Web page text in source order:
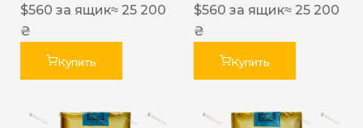
$560 за ящик≈ 25 200
₴
Купить
$560 за ящик≈ 25 200
₴
Купить